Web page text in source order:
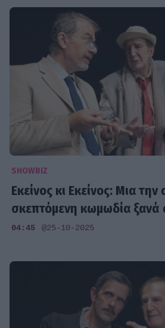
SHOWBIZ
Εκείνος κι Εκείνος: Μια την
σκεπτόμενη κωμωδία ξανά
04:45 @25-10-2025